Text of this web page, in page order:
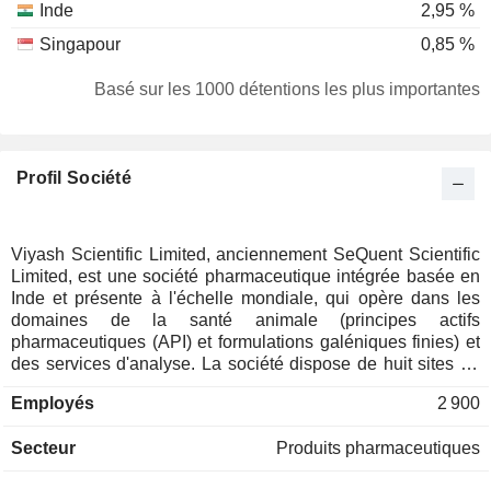
Inde
2,95 %
Singapour
0,85 %
Basé sur les 1000 détentions les plus importantes
Profil Société
Viyash Scientific Limited, anciennement SeQuent Scientific
Limited, est une société pharmaceutique intégrée basée en
Inde et présente à l'échelle mondiale, qui opère dans les
domaines de la santé animale (principes actifs
pharmaceutiques (API) et formulations galéniques finies) et
des services d'analyse. La société dispose de huit sites de
Espagne et en Allemagne. Elle se concentre sur diverses
(parasiticides endo et ecto), les antiprotozoaires, les
Employés 2 900
Secteur Produits pharmaceutiques